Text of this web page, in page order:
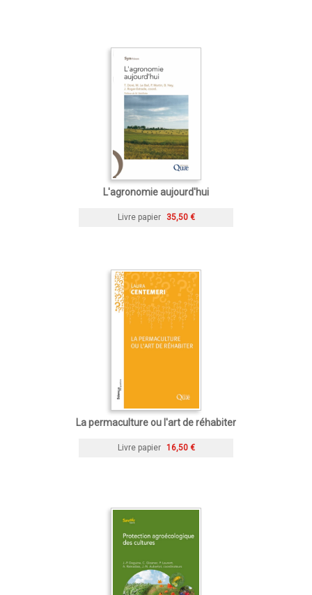
L'agronomie aujourd'hui
Livre papier 35,50 €
La permaculture ou l'art de réhabiter
Livre papier 16,50 €